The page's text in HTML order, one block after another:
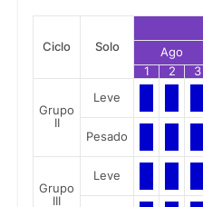
Ciclo Solo Ago
1
2 3
Grupo
II
Leve
Pesado
Grupo
III
Leve